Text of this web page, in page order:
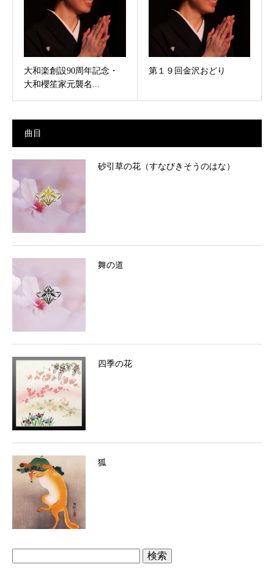
大和楽創設90周年記念・
大和櫻笙家元襲名...
第１９回金沢おどり
曲目
砂引草の花（すなびきそうのはな）
舞の道
四季の花
狐